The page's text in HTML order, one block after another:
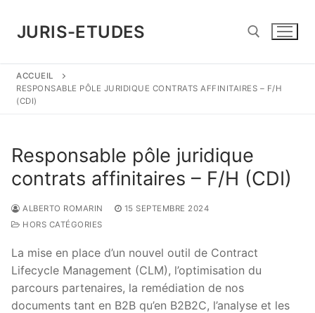
contenu
JURIS-ETUDES
Rechercher :
ACCUEIL
RESPONSABLE PÔLE JURIDIQUE CONTRATS AFFINITAIRES – F/H
(CDI)
Responsable pôle juridique
contrats affinitaires – F/H (CDI)
ALBERTO ROMARIN
15 SEPTEMBRE 2024
HORS CATÉGORIES
La mise en place d’un nouvel outil de Contract
Lifecycle Management (CLM), l’optimisation du
parcours partenaires, la remédiation de nos
documents tant en B2B qu’en B2B2C, l’analyse et les